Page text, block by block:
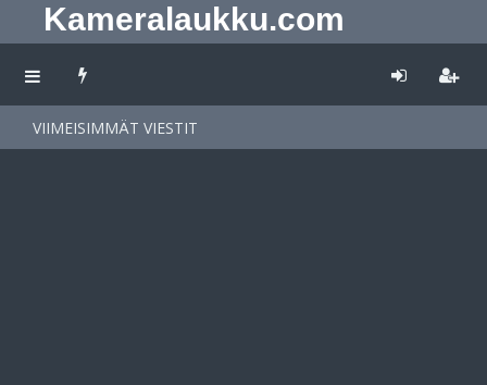
Kameralaukku.com
VIIMEISIMMÄT VIESTIT